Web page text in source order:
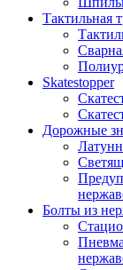
Тактильная
Skatestopper
Дорожные
Болты из